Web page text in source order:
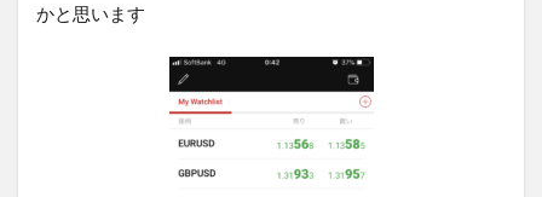
かと思います